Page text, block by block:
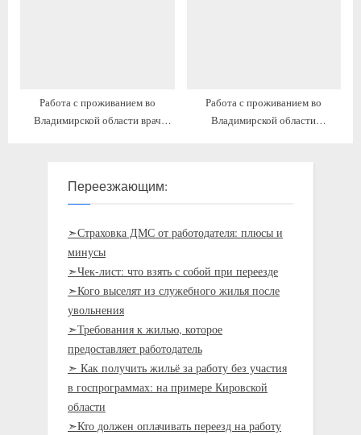
Работа с проживанием во
Владимирской области врач
Работа с проживанием во
Владимирской области
Переезжающим:
➣Страховка ДМС от работодателя: плюсы и
минусы
➣Чек-лист: что взять с собой при переезде
➣Кого выселят из служебного жилья после
увольнения
➣Требования к жилью, которое
предоставляет работодатель
➣ Как получить жильё за работу без участия
в госпрограммах: на примере Кировской
области
➣Кто должен оплачивать переезд на работу